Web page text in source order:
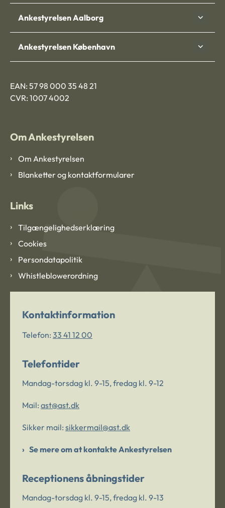
Ankestyrelsen Aalborg
Ankestyrelsen København
EAN: 57 98 000 35 48 21
CVR: 1007 4002
Om Ankestyrelsen
Om Ankestyrelsen
Blanketter og kontaktformularer
Links
Tilgængelighedserklæring
Cookies
Persondatapolitik
Whistleblowerordning
Kontaktinformation
Telefon: 33 41 12 00
Telefontider
Mandag-torsdag kl. 9-15, fredag kl. 9-12
Mail: ast@ast.dk
Sikker mail: sikkermail@ast.dk
Se mere om at kontakte Ankestyrelsen
Receptionens åbningstider
Mandag-torsdag kl. 9-15, fredag kl. 9-13